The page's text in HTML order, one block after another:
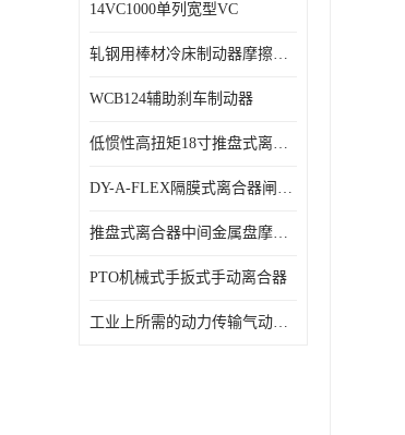
14VC1000单列宽型VC
轧钢用棒材冷床制动器摩擦片218
WCB124辅助刹车制动器
低惯性高扭矩18寸推盘式离合器中心盘齿盘W18-11-101
DY-A-FLEX隔膜式离合器闸瓦总成7015125A
推盘式离合器中间金属盘摩擦盘18寸
PTO机械式手扳式手动离合器
工业上所需的动力传输气动离合器WCB424